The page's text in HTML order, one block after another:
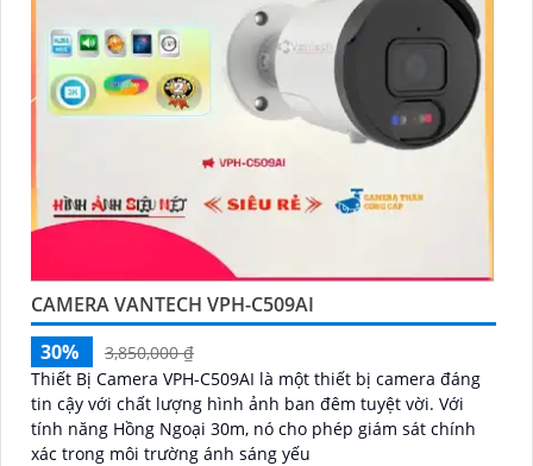
CAMERA VANTECH VPH-C509AI
30%
3,850,000 ₫
Thiết Bị Camera VPH-C509AI là một thiết bị camera đáng
tin cậy với chất lượng hình ảnh ban đêm tuyệt vời. Với
tính năng Hồng Ngoại 30m, nó cho phép giám sát chính
xác trong môi trường ánh sáng yếu